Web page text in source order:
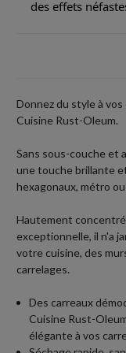
des effets
Donnez du style à
Cuisine Rust-Oleum.
Sans sous-couche et
une touche brillante
hexagonaux, métro
Hautement
exceptionnelle, il n'a
votre cuisine, des
carrelages.
Des carreaux
Cuisine Rust-
élégante à vos